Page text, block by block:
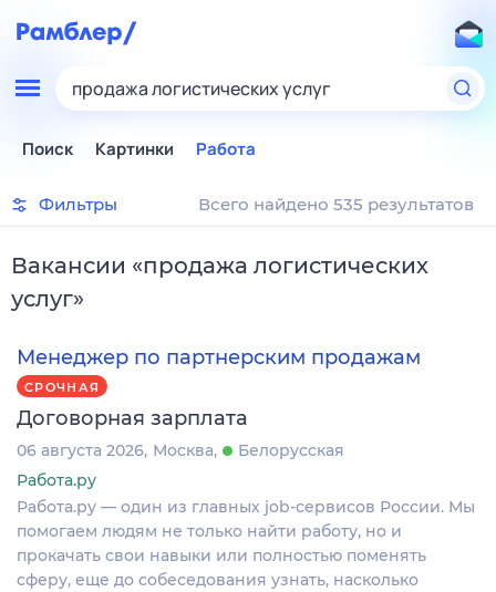
продажа логистических услуг
Поиск Картинки Работа
Фильтры Всего найдено 535 результатов
Вакансии «продажа логистических
услуг»
Менеджер по партнерским продажам
СРОЧНАЯ
Договорная зарплата
06 августа 2026 Москва
Белорусская
Работа.ру
Работа.ру — один из главных job-сервисов России. Мы
помогаем людям не только найти работу, но и
прокачать свои навыки или полностью поменять
сферу, еще до собеседования узнать, насколько